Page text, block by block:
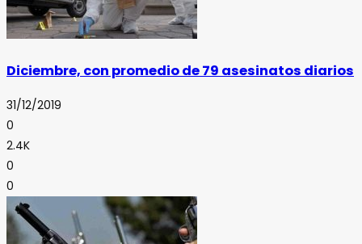
Diciembre, con promedio de 79 asesinatos diarios
31/12/2019
0
2.4K
0
0